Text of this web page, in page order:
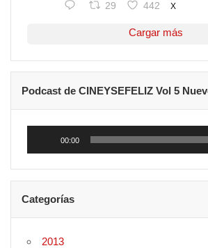
29 442 X
Cargar más
Podcast de CINEYSEFELIZ Vol 5
audio
00:00
Categorías
2013